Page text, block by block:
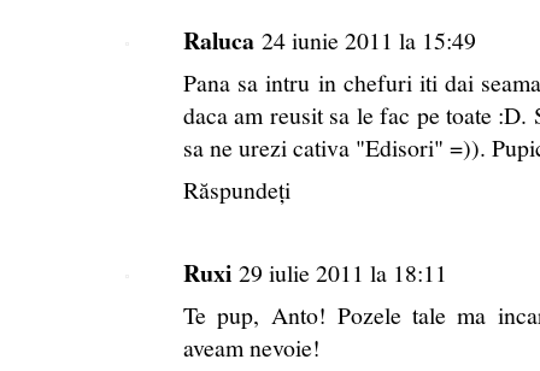
Raluca 24 iunie 2011 la 15:49
Pana sa intru in chefuri iti dai
daca am reusit sa le fac pe toate
sa ne urezi cativa "Edisori" =)).
Răspundeți
Ruxi 29 iulie 2011 la 18:11
Te pup, Anto! Pozele tale ma
aveam nevoie!